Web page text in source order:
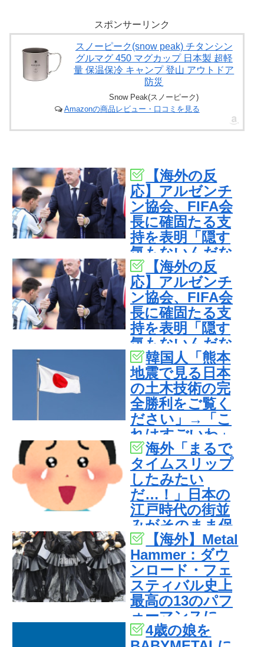
スポンサーリンク
スノーピーク(snow peak) チタンシン
グルマグ 450 マグカップ 日本製 超軽
量 保温保冷 キャンプ 登山 アウトドア
防災
Snow Peak(スノーピーク)
Amazonの商品レビュー・口コミを見る
【海外の反
応】アルゼンチ
ン協会、FIFA会
長に確固たる支
持を表明「隠す
気もないんだな
ｗ」【海外の反
応】アルゼンチ
ン協会、FIFA会
長に確固たる支
持を表明「隠す
気もないんだな
ｗ」韓国人「熊本
地震で見る日本
の土木技術の完
全勝利をご覧く
ださい」→「こ
れはすごいわ」
「こういうのを
見ると日本人は
何か適当に作る
感じがしな
い・・・」「あ
れがまさに経験
値である」
海外「まるで
タイムスリップ
したみたい
だ…！」日本の
江戸時代の街並
みがそのまま保
存されている貴
重な場所と
は・・・？【海
外の反応】
【海外】Metal
Hammer：ダウ
ンロード・フェ
スティバル史上
最高の13のパフ
ォーマンスに
BABYMETAL
4歳の娘を